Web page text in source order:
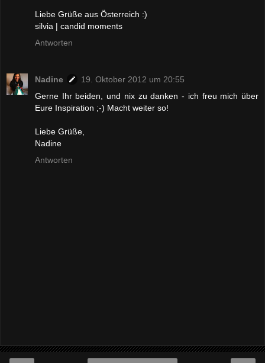
Liebe Grüße aus Österreich :)
silvia | candid moments
Antworten
Nadine
19. Oktober 2012 um 20:55
Gerne Ihr beiden, und nix zu danken - ich freu mich über
Eure Inspiration ;-) Macht weiter so!
Liebe Grüße,
Nadine
Antworten